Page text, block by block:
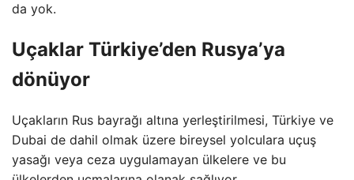
da yok.
Uçaklar Türkiye’den Rusya’ya
dönüyor
Uçakların Rus bayrağı altına yerleştirilmesi, Türkiye ve
Dubai de dahil olmak üzere bireysel yolculara uçuş
yasağı veya ceza uygulamayan ülkelere ve bu